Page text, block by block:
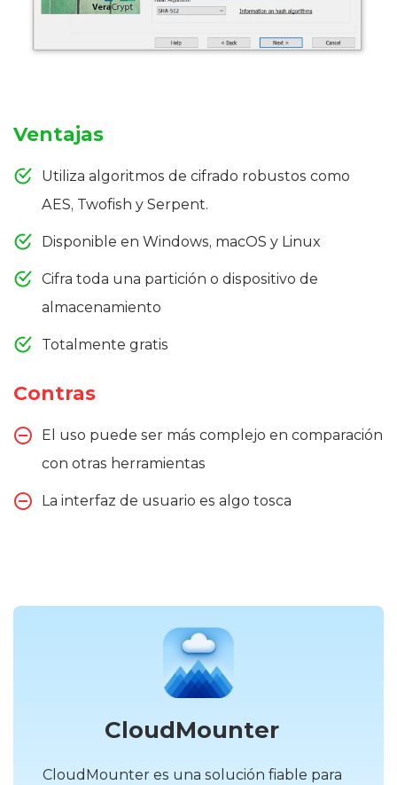
Ventajas
Utiliza algoritmos de cifrado robustos como
AES, Twofish y Serpent.
Disponible en Windows, macOS y Linux
Cifra toda una partición o dispositivo de
almacenamiento
Totalmente gratis
Contras
El uso puede ser más complejo en comparación
con otras herramientas
La interfaz de usuario es algo tosca
CloudMounter
CloudMounter es una solución fiable para